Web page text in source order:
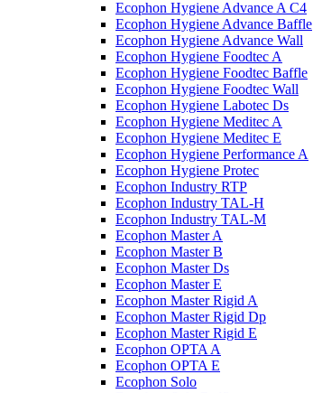
Ecophon Hygiene Advance A C4
Ecophon Hygiene Advance Baffle
Ecophon Hygiene Advance Wall
Ecophon Hygiene Foodtec A
Ecophon Hygiene Foodtec Baffle
Ecophon Hygiene Foodtec Wall
Ecophon Hygiene Labotec Ds
Ecophon Hygiene Meditec A
Ecophon Hygiene Meditec E
Ecophon Hygiene Performance A
Ecophon Hygiene Proteс
Ecophon Industry RTP
Ecophon Industry TAL-H
Ecophon Industry TAL-M
Ecophon Master A
Ecophon Master B
Ecophon Master Ds
Ecophon Master E
Ecophon Master Rigid A
Ecophon Master Rigid Dp
Ecophon Master Rigid E
Ecophon OPTA A
Ecophon OPTA E
Ecophon Solo